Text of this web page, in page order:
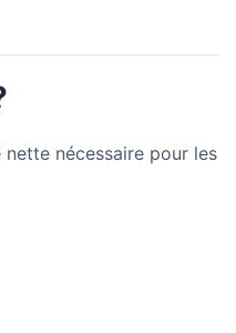
nécessaire pour les